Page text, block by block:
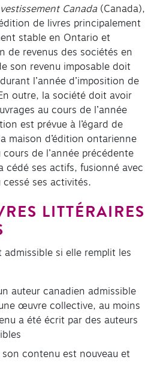
Canada (Canada),
de livres principalement
stable en Ontario et
de revenus des sociétés en
son revenu imposable doit
l’année d’imposition de
outre, la société doit avoir
au cours de l’année
est prévue à l’égard de
maison d’édition ontarienne
de l’année précédente
cédé ses actifs, fusionné avec
ses activités.
LITTÉRAIRES
si elle remplit les
auteur canadien admissible
œuvre collective, au moins
a été écrit par des auteurs
son contenu est nouveau et